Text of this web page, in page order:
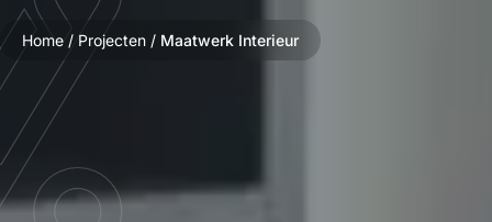
Home / Projecten / Maatwerk Interieur